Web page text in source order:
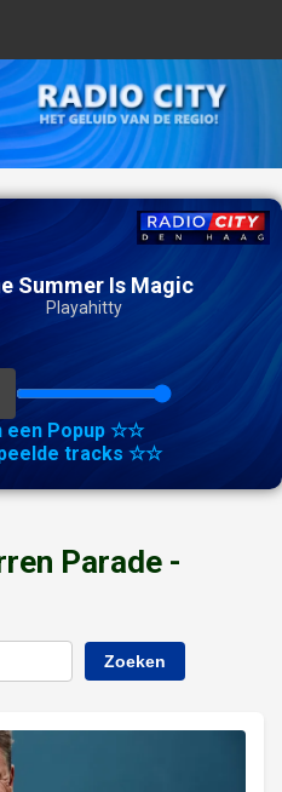
Summer Is Magic
Playahitty
Popup ☆☆
tracks ☆☆
Parade -
Zoeken